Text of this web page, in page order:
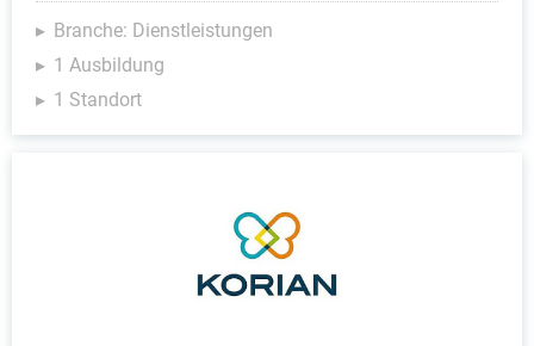
Branche: Dienstleistungen
1 Ausbildung
1 Standort